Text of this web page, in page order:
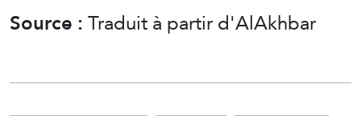
Source :Traduit à partir d'AlAkhbar